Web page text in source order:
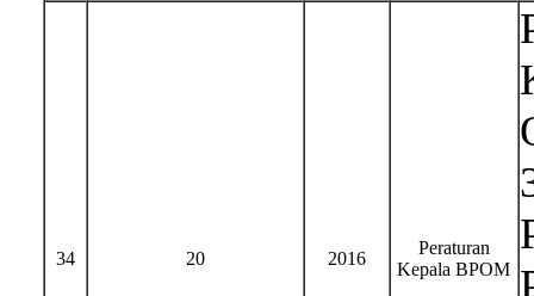
34 20 2016
Peraturan
Kepala BPOM